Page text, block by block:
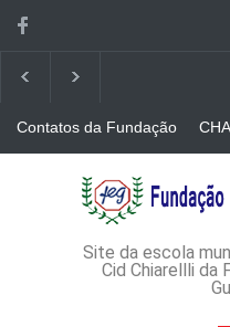
Contatos da Fundação
AVISO DE DISPENSA DE
LICITAÇÃO - DISPENSA DE
LICITAÇÃO Nº 53/2026-
ADMINISTRATIVO Nº
Site da escola
Cid Chiarellli da